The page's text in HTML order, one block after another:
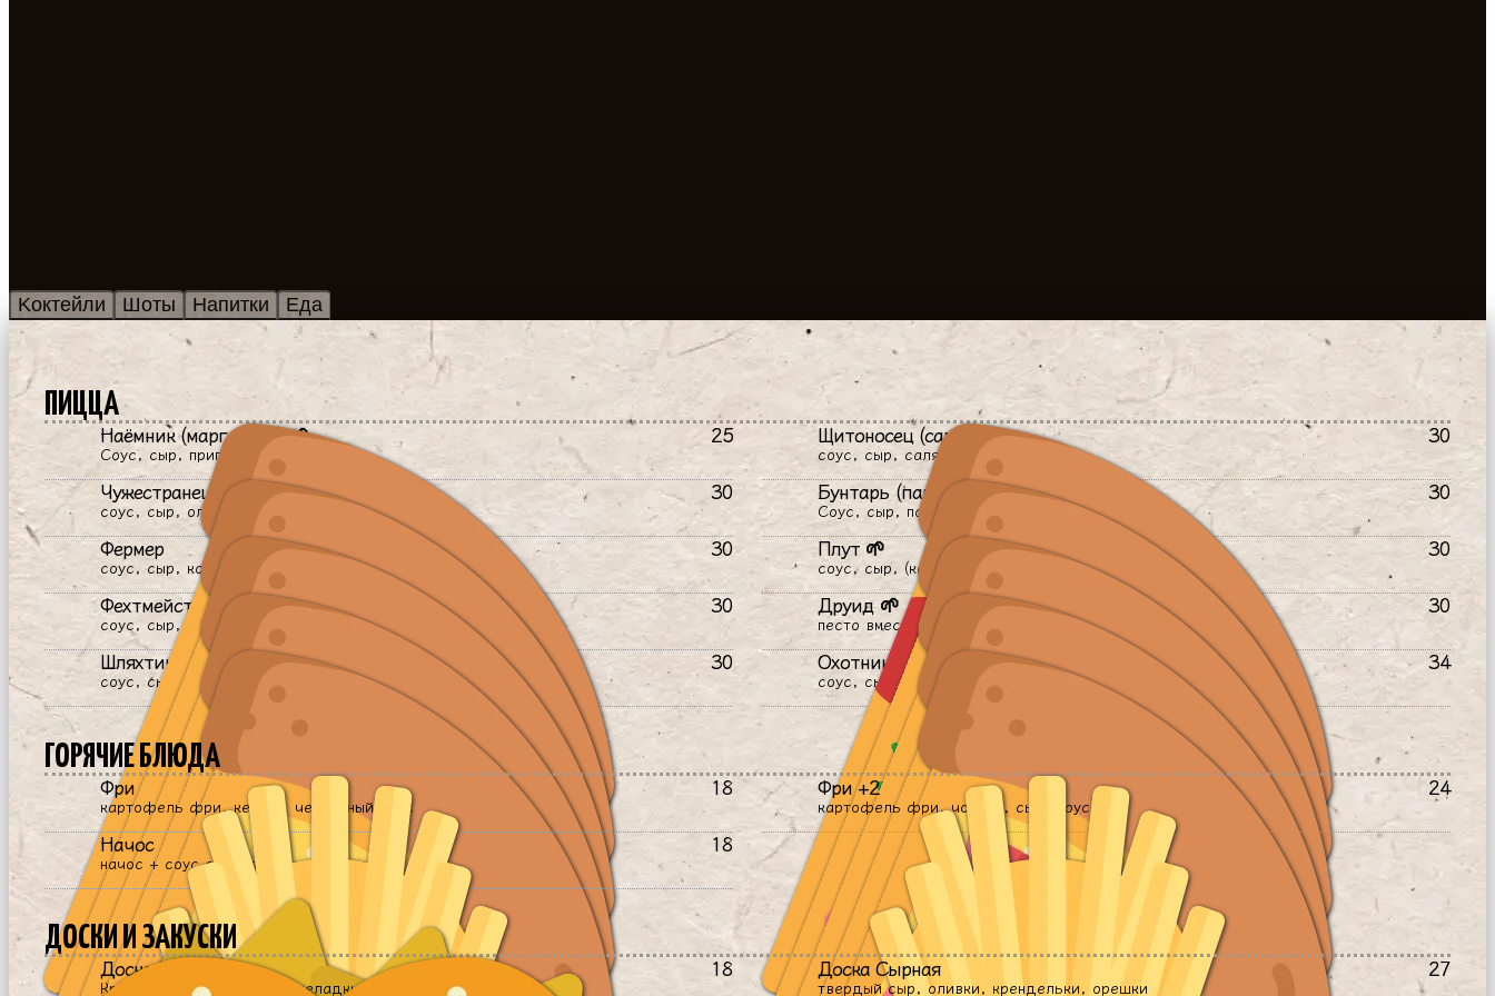
Kоктейли Шоты Напитки Еда
ПИЦЦА
Наёмник (маргарита) 🌱
Соус, сыр, приправы
25 Щитоносец (салями)
соус, сыр, салями, приправы
30
Чужестранец (испанская)
соус, сыр, оливки, колбаса чоризо
30 Бунтарь (парма)
Соус, сыр, пармская ветчина, руккола
30
Фермер
соус, сыр, колбаса, квашеный огурец
30 Плут 🌱
соус, сыр, (копчёный) оштьепок, клюква
30
Фехтмейстер (острая) 🌶️
соус, сыр, салями, перец халапеньо, соус табаско
30 Друид 🌱
песто вместо томатного соуса, сыр, орехи пекан
30
Шляхтич (сырная) 🌱
соус, сыр, сыр с плесенью, сыр фета
30 Охотник
соус, сыр, пармская ветчина, чоризо, колбаска
34
ГОРЯЧИЕ БЛЮДА
Фри
картофель фри, кетчуп, чесночный соус
18 Фри +2
картофель фри, чоризо, сыр, соусы
24
Начос
начос + соус сальса + сырный соус
18
ДОСКИ И ЗАКУСКИ
Доска Грызуна
Крендельки, орешки, мармеладки
18 Доска Сырная
твердый сыр, оливки, крендельки, орешки
27